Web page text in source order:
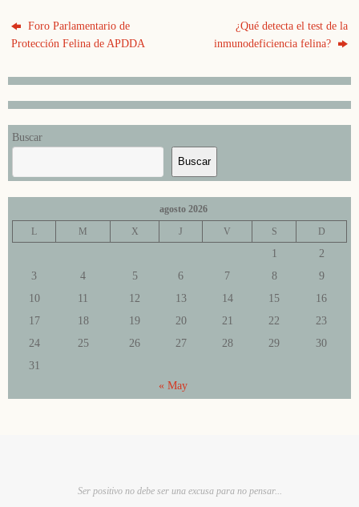
Foro Parlamentario de
Protección Felina de APDDA
¿Qué detecta el test de la
inmunodeficiencia felina?
Buscar
Buscar
agosto 2026
L
M X J V S D
1
2
3
4 5 6 7 8
9
10
11 12 13 14 15
16
17
18 19 20 21 22
23
24
25 26 27 28 29
30
31
« May
Ser positivo no debe ser una excusa para no pensar...